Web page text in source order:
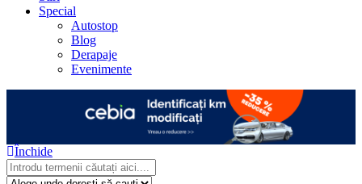
Special
Autostop
Blog
Derapaje
Evenimente
Închide